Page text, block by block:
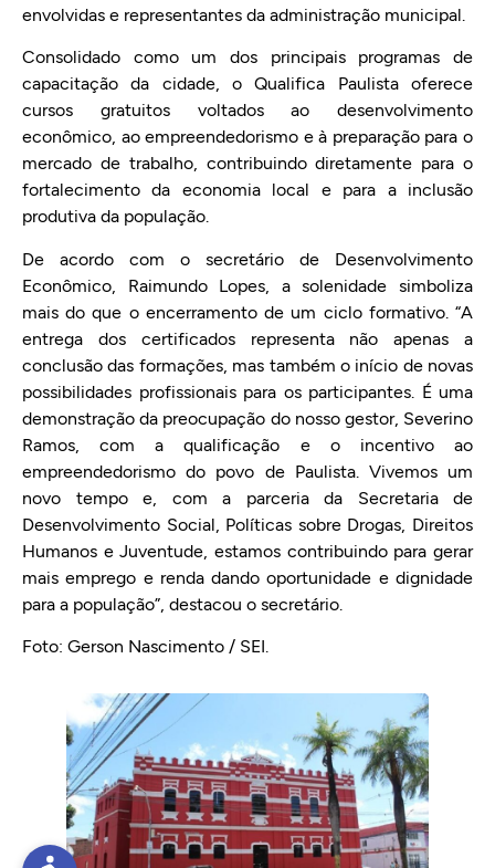
envolvidas e representantes da administração municipal.
Consolidado como um dos principais programas de
capacitação da cidade, o Qualifica Paulista oferece
cursos gratuitos voltados ao desenvolvimento
econômico, ao empreendedorismo e à preparação para o
mercado de trabalho, contribuindo diretamente para o
fortalecimento da economia local e para a inclusão
produtiva da população.
De acordo com o secretário de Desenvolvimento
Econômico, Raimundo Lopes, a solenidade simboliza
mais do que o encerramento de um ciclo formativo. “A
entrega dos certificados representa não apenas a
conclusão das formações, mas também o início de novas
possibilidades profissionais para os participantes. É uma
demonstração da preocupação do nosso gestor, Severino
Ramos, com a qualificação e o incentivo ao
empreendedorismo do povo de Paulista. Vivemos um
novo tempo e, com a parceria da Secretaria de
Desenvolvimento Social, Políticas sobre Drogas, Direitos
Humanos e Juventude, estamos contribuindo para gerar
mais emprego e renda dando oportunidade e dignidade
para a população”, destacou o secretário.
Foto: Gerson Nascimento / SEI.